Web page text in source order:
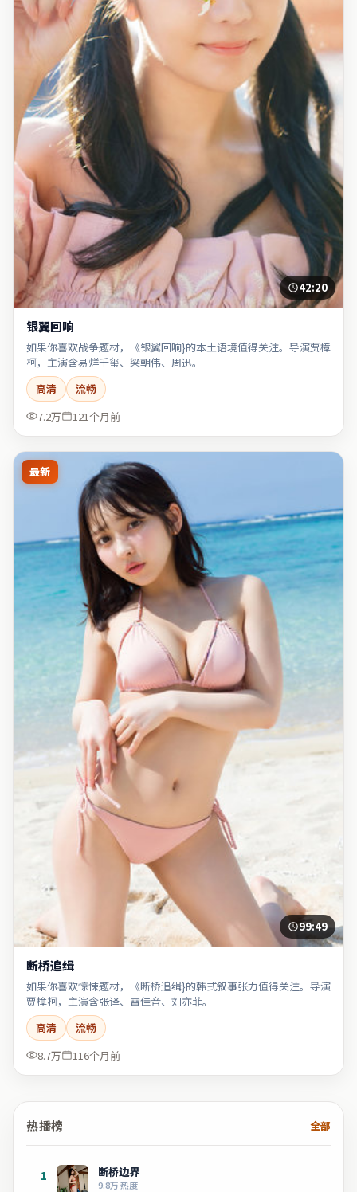
42:20
银翼回响
如果你喜欢战争题材，《银翼回响}的本土语境值得关注。导演贾樟
柯，主演含易烊千玺、梁朝伟、周迅。
高清
流畅
7.2万
121个月前
最新
99:49
断桥追缉
如果你喜欢惊悚题材，《断桥追缉}的韩式叙事张力值得关注。导演
贾樟柯，主演含张译、雷佳音、刘亦菲。
高清
流畅
8.7万
116个月前
热播榜 全部
1 断桥边界
9.8万热度